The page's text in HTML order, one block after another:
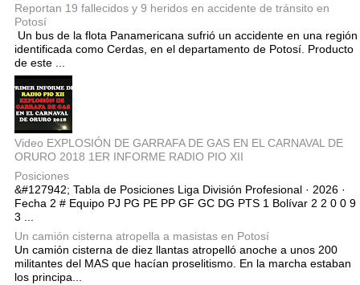
Reportan 19 fallecidos y 9 heridos en accidente de tránsito en
Potosí
Un bus de la flota Panamericana sufrió un accidente en una región
identificada como Cerdas, en el departamento de Potosí. Producto
de este ...
Video EXPLOSIÓN DE GARRAFA DE GAS EN EL CARNAVAL DE
ORURO 2018 1ER INFORME RADIO PIO XII
Posiciones
&#127942; Tabla de Posiciones Liga División Profesional · 2026 ·
Fecha 2 # Equipo PJ PG PE PP GF GC DG PTS 1 Bolívar 2 2 0 0 9
3 ...
Un camión cisterna atropella a masistas en Potosí
Un camión cisterna de diez llantas atropelló anoche a unos 200
militantes del MAS que hacían proselitismo. En la marcha estaban
los principa...